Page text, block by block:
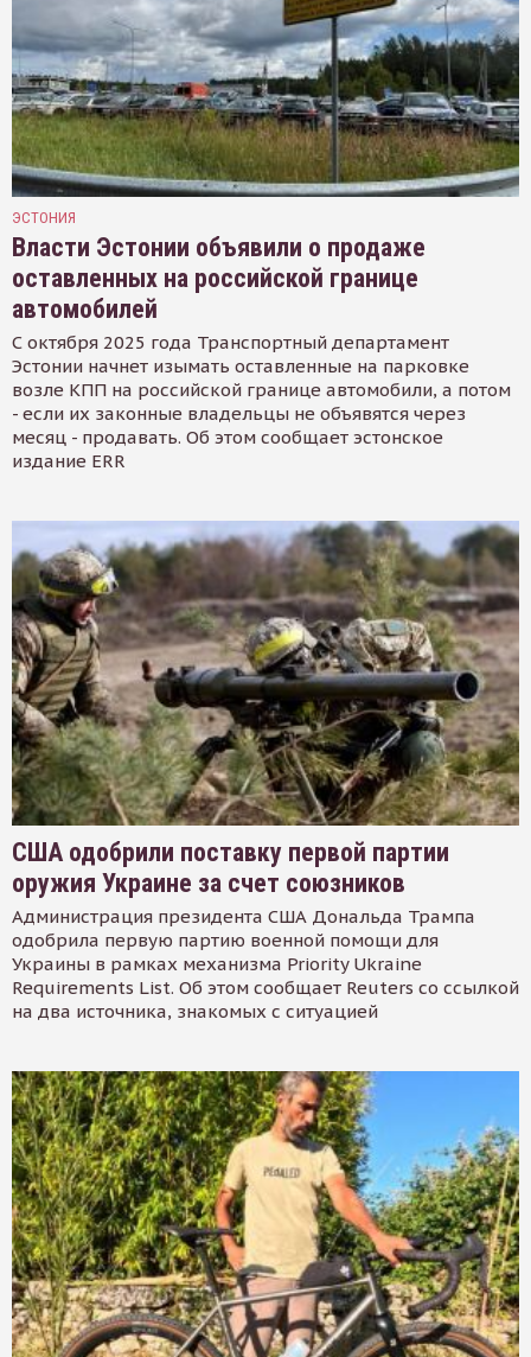
ЭСТОНИЯ
Власти Эстонии объявили о продаже
оставленных на российской границе
автомобилей
С октября 2025 года Транспортный департамент
Эстонии начнет изымать оставленные на парковке
возле КПП на российской границе автомобили, а потом
- если их законные владельцы не объявятся через
месяц - продавать. Об этом сообщает эстонское
издание ERR
США одобрили поставку первой партии
оружия Украине за счет союзников
Администрация президента США Дональда Трампа
одобрила первую партию военной помощи для
Украины в рамках механизма Priority Ukraine
Requirements List. Об этом сообщает Reuters со ссылкой
на два источника, знакомых с ситуацией